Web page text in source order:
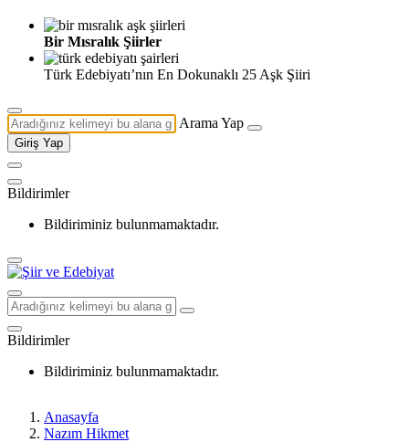
Bir Mısralık Şiirler
Türk Edebiyatı’nın En Dokunaklı 25 Aşk Şiiri
Arama Yap
Giriş Yap
Bildirimler
Bildiriminiz bulunmamaktadır.
Bildirimler
Bildiriminiz bulunmamaktadır.
Anasayfa
Nazım Hikmet